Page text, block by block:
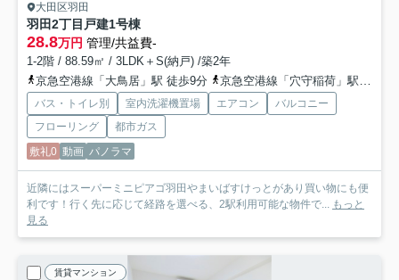
大田区羽田
羽田2丁目戸建1号棟
28.8万円 管理/共益費-
1-2階 / 88.59㎡ / 3LDK＋S(納戸) /築2年
京急空港線「大鳥居」駅 徒歩9分
京急空港線「穴守稲荷」駅 徒歩8分
バス・トイレ別 室内洗濯機置場 エアコン
バルコニー
フローリング
都市ガス
敷礼0 動画 パノラマ
近隣にはスーパーミニピアゴ羽田やまいばすけっとがあり買い物にも便
利です！行く先に応じて経路を選べる、2駅利用可能な物件で... もっと
見る
賃貸マンション